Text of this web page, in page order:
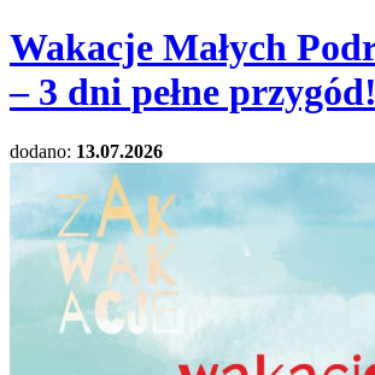
Wakacje Małych
– 3 dni pełne przygód!
dodano: 13.07.2026